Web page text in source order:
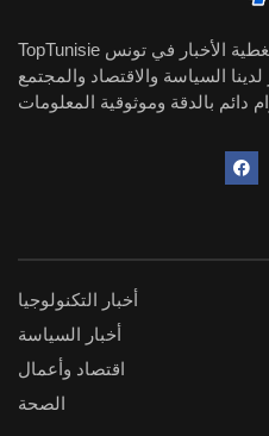
TopTunisie هو موقع إعلامي رقمي مخصص لتغطية الأخبار في تونس
السياسة والاقتصاد والمجتمع
أخبار التكنولوجيا
أخبار السياسة
اقتصاد وأعمال
الصحة